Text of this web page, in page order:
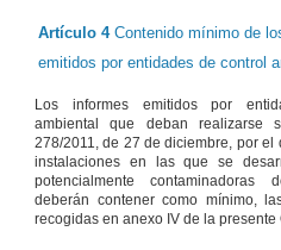
Artículo 4 Contenido mínimo de
emitidos por entidades de control
Los informes emitidos por
ambiental que deban realizarse
278/2011, de 27 de diciembre, por el
instalaciones en las que se
potencialmente contaminadoras
deberán contener como mínimo,
recogidas en anexo IV de la presente